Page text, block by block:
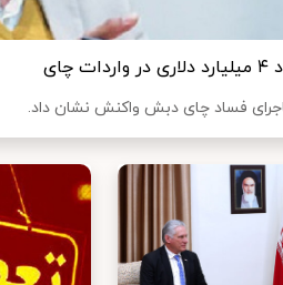
فساد چای دبش واکنش نشان داد.